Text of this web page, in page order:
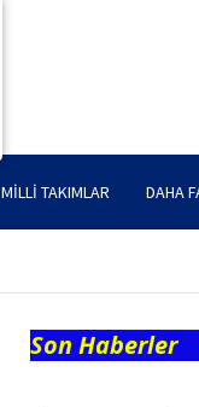
MILLI TAKIMLAR DAHA
Son Haberler